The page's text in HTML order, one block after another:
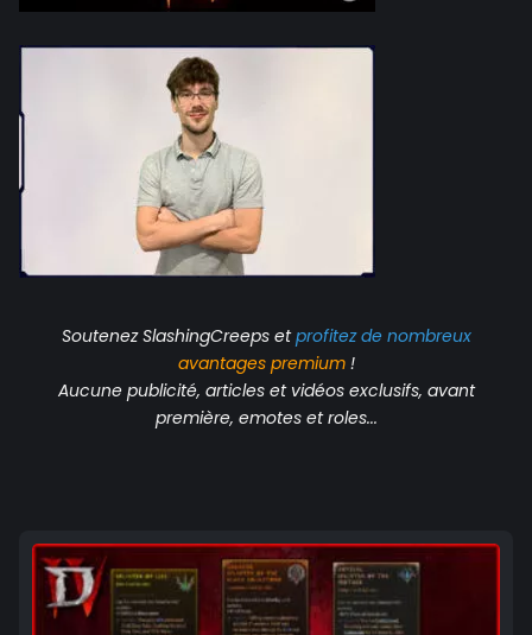
Soutenez SlashingCreeps etprofitez de nombreux
avantagespremium!
Aucune publicité, articles et vidéos exclusifs, avant
première, emotes et roles...